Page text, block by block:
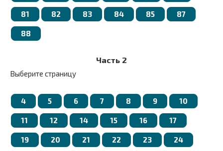
81 82 83 84 85 87
88
Часть 2
Выберите страницу
4 5 6 7 8 9 10
11 12 14 15 16 17
19 20 21 22 23 24